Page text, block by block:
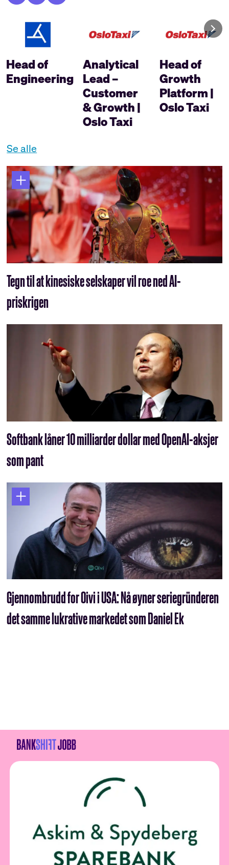
Head of
Engineering
Analytical
Lead –
Customer
& Growth |
Oslo Taxi
Head of
Growth
Platform |
Oslo Taxi
Se alle
Tegn til at kinesiske selskaper vil roe ned AI-
priskrigen
Softbank låner 10 milliarder dollar med OpenAI-aksjer
som pant
Gjennombrudd for Oivi i USA: Nå øyner seriegründeren
det samme lukrative markedet som Daniel Ek